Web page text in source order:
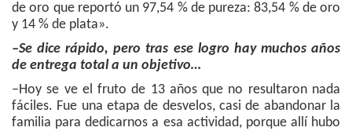
de oro que reportó un 97,54 % de pureza: 83,54 % de oro
y 14 % de plata».
–Se dice rápido, pero tras ese logro hay muchos años
de entrega total a un objetivo…
–Hoy se ve el fruto de 13 años que no resultaron nada
fáciles. Fue una etapa de desvelos, casi de abandonar la
familia para dedicarnos a esa actividad, porque allí hubo